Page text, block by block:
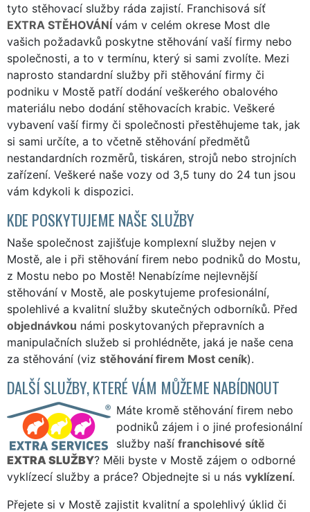
tyto stěhovací služby ráda zajistí. Franchisová síť
EXTRA STĚHOVÁNÍ vám v celém okrese Most dle
vašich požadavků poskytne stěhování vaší firmy nebo
společnosti, a to v termínu, který si sami zvolíte. Mezi
naprosto standardní služby při stěhování firmy či
podniku v Mostě patří dodání veškerého obalového
materiálu nebo dodání stěhovacích krabic. Veškeré
vybavení vaší firmy či společnosti přestěhujeme tak, jak
si sami určíte, a to včetně stěhování předmětů
nestandardních rozměrů, tiskáren, strojů nebo strojních
zařízení. Veškeré naše vozy od 3,5 tuny do 24 tun jsou
vám kdykoli k dispozici.
KDE POSKYTUJEME NAŠE SLUŽBY
Naše společnost zajišťuje komplexní služby nejen v
Mostě, ale i při stěhování firem nebo podniků do Mostu,
z Mostu nebo po Mostě! Nenabízíme nejlevnější
stěhování v Mostě, ale poskytujeme profesionální,
spolehlivé a kvalitní služby skutečných odborníků. Před
objednávkou námi poskytovaných přepravních a
manipulačních služeb si prohlédněte, jaká je naše cena
za stěhování (viz stěhování firem Most ceník).
DALŠÍ SLUŽBY, KTERÉ VÁM MŮŽEME NABÍDNOUT
Máte kromě stěhování firem nebo
podniků zájem i o jiné profesionální
služby naší franchisové sítě
EXTRA SLUŽBY? Měli byste v Mostě zájem o odborné
vyklízecí služby a práce? Objednejte si u nás vyklízení.
Přejete si v Mostě zajistit kvalitní a spolehlivý úklid či